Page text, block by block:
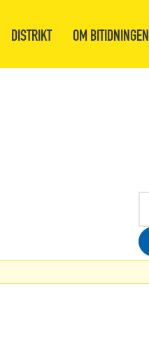
DISTRIKT OM BITIDNINGEN